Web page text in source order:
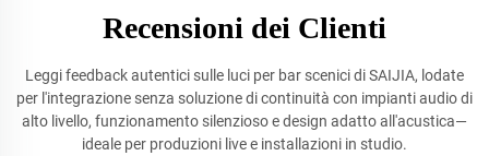
Recensioni dei Clienti
Leggi feedback autentici sulle luci per bar scenici di SAIJIA, lodate
per l'integrazione senza soluzione di continuità con impianti audio di
alto livello, funzionamento silenzioso e design adatto all'acustica—
ideale per produzioni live e installazioni in studio.